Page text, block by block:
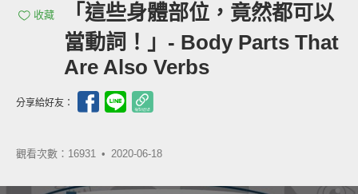
收藏
「這些身體部位，竟然都可以
當動詞！」- Body Parts That
Are Also Verbs
分享給好友：
觀看次數：16931 • 2020-06-18